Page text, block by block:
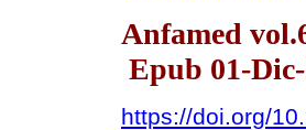
Anfamed
Epub 01-
https://doi.org/